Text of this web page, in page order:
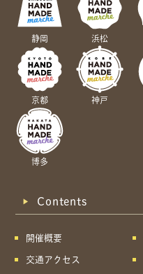
静岡 浜松
京都 神戸
博多
Contents
開催概要
交通アクセス